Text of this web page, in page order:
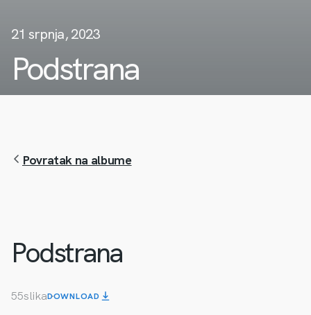
21 srpnja, 2023
Podstrana
Povratak na albume
Podstrana
55slikaDOWNLOAD